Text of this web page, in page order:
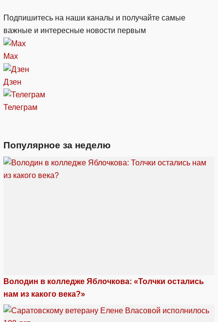
Подпишитесь на наши каналы и получайте самые
важные и интересные новости первым
Max
Дзен
Телеграм
Популярное за неделю
Володин в колледже Яблочкова: «Толчки остались
нам из какого века?»